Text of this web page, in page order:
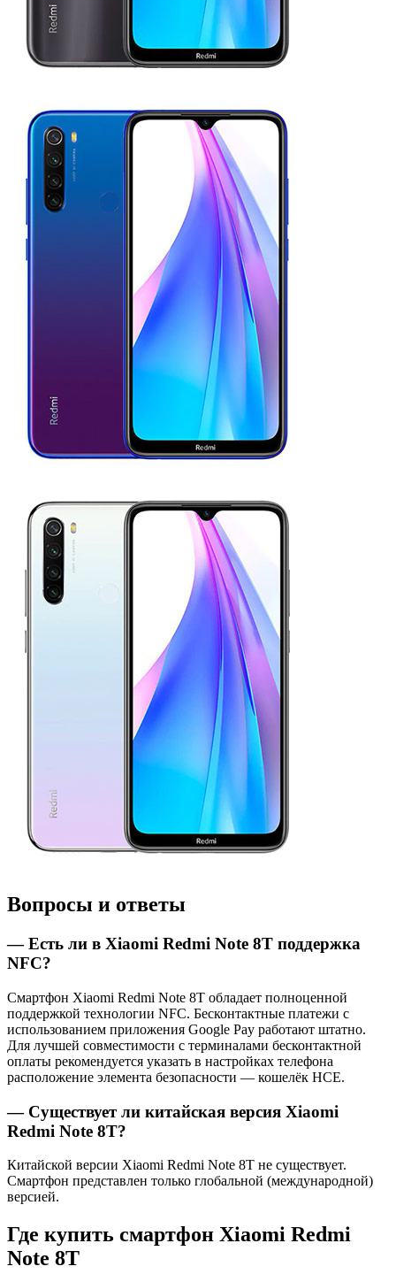
Вопросы и ответы
— Есть ли в Xiaomi Redmi Note 8T поддержка
NFC?
Смартфон Xiaomi Redmi Note 8T обладает полноценной
поддержкой технологии NFC. Бесконтактные платежи с
использованием приложения Google Pay работают штатно.
Для лучшей совместимости с терминалами бесконтактной
оплаты рекомендуется указать в настройках телефона
расположение элемента безопасности — кошелёк HCE.
— Существует ли китайская версия Xiaomi
Redmi Note 8T?
Китайской версии Xiaomi Redmi Note 8T не существует.
Смартфон представлен только глобальной (международной)
версией.
Где купить смартфон Xiaomi Redmi
Note 8T